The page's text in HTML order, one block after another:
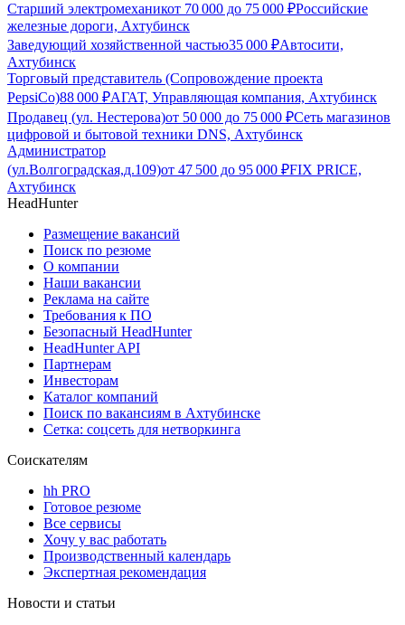
Старший электромеханикот 70 000 до 75 000 ₽Российские
железные дороги, Ахтубинск
Заведующий хозяйственной частью35 000 ₽Автосити,
Ахтубинск
Торговый представитель (Сопровождение проекта
PepsiCo)88 000 ₽АГАТ, Управляющая компания, Ахтубинск
Продавец (ул. Нестерова)от 50 000 до 75 000 ₽Сеть магазинов
цифровой и бытовой техники DNS, Ахтубинск
Администратор
(ул.Волгоградская,д.109)от 47 500 до 95 000 ₽FIX PRICE,
Ахтубинск
HeadHunter
Размещение вакансий
Поиск по резюме
О компании
Наши вакансии
Реклама на сайте
Требования к ПО
Безопасный HeadHunter
HeadHunter API
Партнерам
Инвесторам
Каталог компаний
Поиск по вакансиям в Ахтубинске
Сетка: соцсеть для нетворкинга
Соискателям
hh PRO
Готовое резюме
Все сервисы
Хочу у вас работать
Производственный календарь
Экспертная рекомендация
Новости и статьи